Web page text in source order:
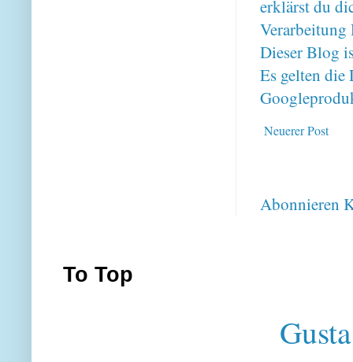
erklärst du
Verarbeitung
Dieser Blog
Es gelten
Neuerer Post
Abonnieren
To Top